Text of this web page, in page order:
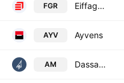
FGR Eiffage SA
AYV Ayvens
AM Dassault Aviation SA